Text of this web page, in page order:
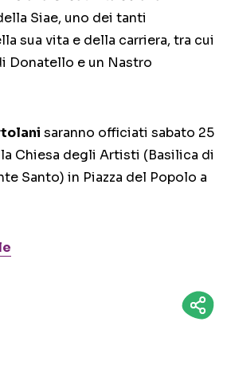
Siae, uno dei tanti
sua vita e della carriera, tra cui
Donatello e un Nastro
saranno officiati sabato 25
Chiesa degli Artisti (Basilica di
Santo) in Piazza del Popolo a